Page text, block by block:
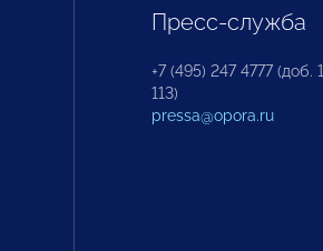
Пресс-служба
+7 (495) 247 4777 (доб.
113)
pressa@opora.ru